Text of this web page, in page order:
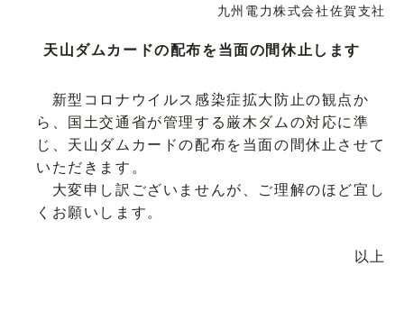
九州電力株式会社佐賀支社
天山ダムカードの配布を当面の間休止します
新型コロナウイルス感染症拡大防止の観点か
ら、国土交通省が管理する厳木ダムの対応に準
じ、天山ダムカードの配布を当面の間休止させて
いただきます。
大変申し訳ございませんが、ご理解のほど宜し
くお願いします。
以上